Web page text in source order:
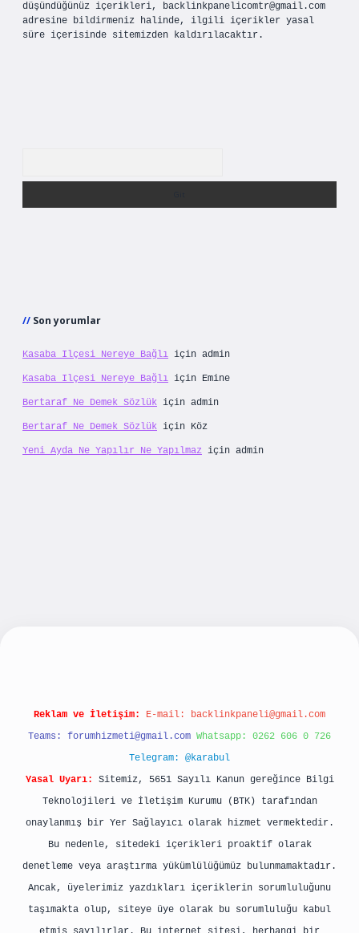
düşündüğünüz içerikleri, backlinkpanelicomtr@gmail.com
adresine bildirmeniz halinde, ilgili içerikler yasal
süre içerisinde sitemizden kaldırılacaktır.
Son yorumlar
Kasaba Ilçesi Nereye Bağlı için admin
Kasaba Ilçesi Nereye Bağlı için Emine
Bertaraf Ne Demek Sözlük için admin
Bertaraf Ne Demek Sözlük için Köz
Yeni Ayda Ne Yapılır Ne Yapılmaz için admin
Reklam ve İletişim: E-mail: backlinkpaneli@gmail.com
Teams: forumhizmeti@gmail.com Whatsapp: 0262 606 0 726
Telegram: @karabul
Yasal Uyarı:
Sitemiz, 5651 Sayılı Kanun gereğince Bilgi
Teknolojileri ve İletişim Kurumu (BTK) tarafından
onaylanmış bir Yer Sağlayıcı olarak hizmet vermektedir.
Bu nedenle, sitedeki içerikleri proaktif olarak
denetleme veya araştırma yükümlülüğümüz bulunmamaktadır.
Ancak, üyelerimiz yazdıkları içeriklerin sorumluluğunu
taşımakta olup, siteye üye olarak bu sorumluluğu kabul